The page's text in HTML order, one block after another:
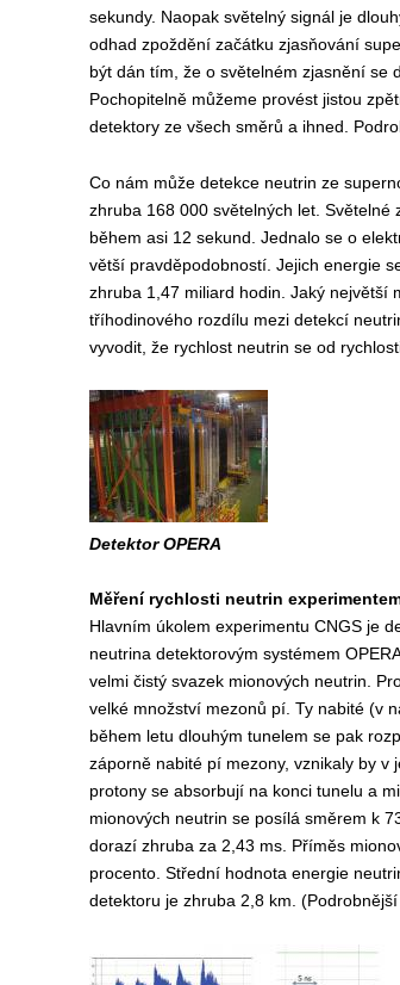
sekundy. Naopak světelný signál je
odhad zpoždění začátku zjasňování
být dán tím, že o světelném zjasnění se
Pochopitelně můžeme provést jistou
detektory ze všech směrů a ihned.
Co nám může detekce neutrin ze
zhruba 168 000 světelných let.
během asi 12 sekund. Jednalo se o
větší pravděpodobností. Jejich energie
zhruba 1,47 miliard hodin. Jaký největší
tříhodinového rozdílu mezi detekcí
vyvodit, že rychlost neutrin se od
Detektor OPERA
Měření rychlosti neutrin
Hlavním úkolem experimentu CNGS je
neutrina detektorovým systémem
velmi čistý svazek mionových neutrin.
velké množství mezonů pí. Ty nabité (v
během letu dlouhým tunelem se pak
záporně nabité pí mezony, vznikaly by
protony se absorbují na konci tunelu a
mionových neutrin se posílá směrem k
dorazí zhruba za 2,43 ms. Příměs
procento. Střední hodnota energie
detektoru je zhruba 2,8 km.